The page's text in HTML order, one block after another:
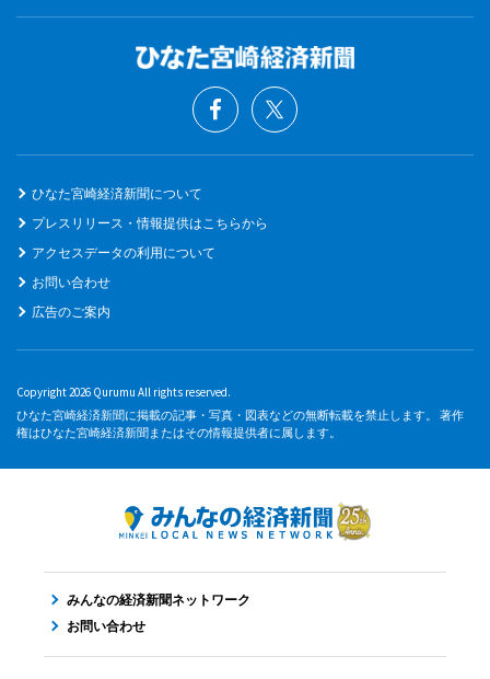
ひなた宮崎経済新聞について
プレスリリース・情報提供はこちらから
アクセスデータの利用について
お問い合わせ
広告のご案内
Copyright 2026 Qurumu All rights reserved.
ひなた宮崎経済新聞に掲載の記事・写真・図表などの無断転載を禁止します。 著作
権はひなた宮崎経済新聞またはその情報提供者に属します。
みんなの経済新聞ネットワーク
お問い合わせ